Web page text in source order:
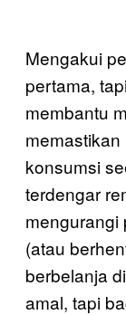
Mengakui
pertama,
membantu
konsumsi
terdengar
mengurangi
(atau
berbelanja
amal, tapi